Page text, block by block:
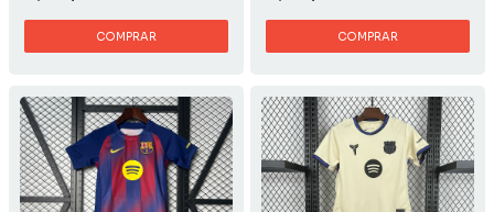
COMPRAR COMPRAR